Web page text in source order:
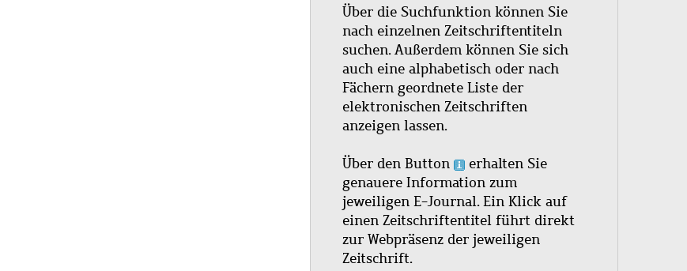
Über die Suchfunktion können Sie
nach einzelnen Zeitschriftentiteln
suchen. Außerdem können Sie sich
auch eine alphabetisch oder nach
Fächern geordnete Liste der
elektronischen Zeitschriften
anzeigen lassen.
Über den Button
erhalten Sie
genauere Information zum
jeweiligen E-Journal. Ein Klick auf
einen Zeitschriftentitel führt direkt
zur Webpräsenz der jeweiligen
Zeitschrift.